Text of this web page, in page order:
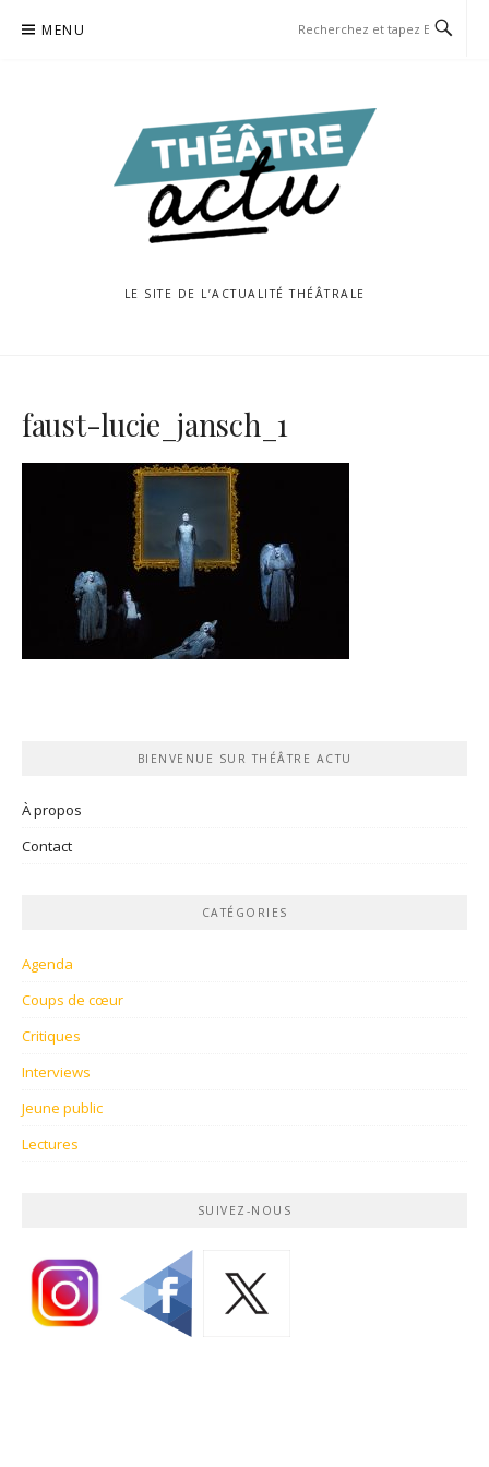
MENU
LE SITE DE L’ACTUALITÉ THÉÂTRALE
faust-lucie_jansch_1
BIENVENUE SUR THÉÂTRE ACTU
À propos
Contact
CATÉGORIES
Agenda
Coups de cœur
Critiques
Interviews
Jeune public
Lectures
SUIVEZ-NOUS